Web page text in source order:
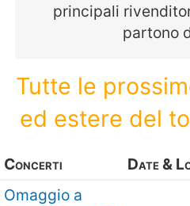
principali
partono
Tutte le
ed estere del
Concerti Date &
Omaggio a